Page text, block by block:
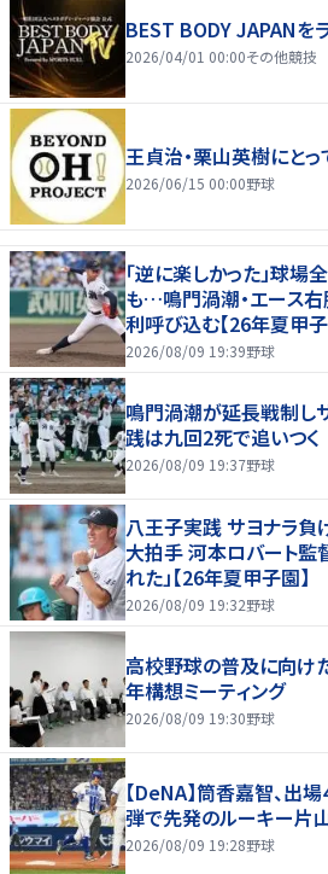
BEST BODY JAPANを
2026/04/01 00:00その他競技
王貞治・栗山英樹にと
2026/06/15 00:00野球
「逆に楽しかった」球
も…鳴門渦潮・エース
利呼び込む【26年夏甲子
2026/08/09 19:39野球
鳴門渦潮が延長戦制
践は九回2死で追いつく
2026/08/09 19:37野球
八王子実践 サヨナラ負
大拍手 河本ロバート監
れた」【26年夏甲子園】
2026/08/09 19:32野球
高校野球の普及に向
年構想ミーティング
2026/08/09 19:30野球
【DeNA】筒香嘉智、
弾で先発のルーキー片
2026/08/09 19:28野球